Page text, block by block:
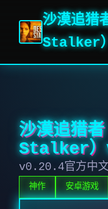
沙漠追猎
Stalker
沙漠追猎
Stalker
v0.20.4官方中
神作 安卓游戏